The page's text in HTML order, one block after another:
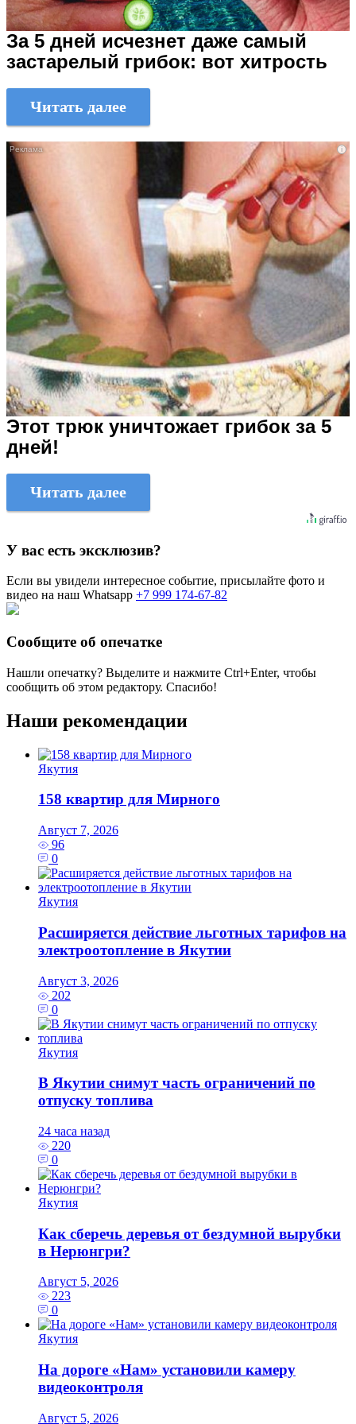
За 5 дней исчезнет даже самый
застарелый грибок: вот хитрость
Читать далее
i
Этот трюк уничтожает грибок за 5
дней!
Читать далее
У вас есть эксклюзив?
Если вы увидели интересное событие, присылайте фото и
видео на наш Whatsapp +7 999 174-67-82
Сообщите об опечатке
Нашли опечатку? Выделите и нажмите Ctrl+Enter, чтобы
сообщить об этом редактору. Спасибо!
Наши рекомендации
Якутия
158 квартир для Мирного
Август 7, 2026
96
0
Якутия
Расширяется действие льготных тарифов на
электроотопление в Якутии
Август 3, 2026
202
0
Якутия
В Якутии снимут часть ограничений по
отпуску топлива
24 часа назад
220
0
Якутия
Как сберечь деревья от бездумной вырубки
в Нерюнгри?
Август 5, 2026
223
0
Якутия
На дороге «Нам» установили камеру
видеоконтроля
Август 5, 2026